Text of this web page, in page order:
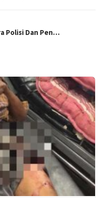
Polisi Dan Pen…